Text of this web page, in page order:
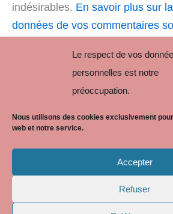
Le respect de vos
personnelles est notre
préoccupation.
Nous utilisons des cookies exclusivement
web et notre service.
Accepter
Refuser
indésirables. En savoir plus sur
données de vos commentaires